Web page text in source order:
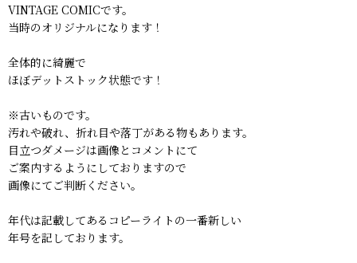
VINTAGE COMICです。
当時のオリジナルになります！
全体的に綺麗で
ほぼデットストック状態です！
※古いものです。
汚れや破れ、折れ目や落丁がある物もあります。
目立つダメージは画像とコメントにて
ご案内するようにしておりますので
画像にてご判断ください。
年代は記載してあるコピーライトの一番新しい
年号を記しております。